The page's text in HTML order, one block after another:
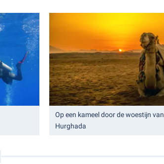
Op een kameel door de woestijn van
Hurghada